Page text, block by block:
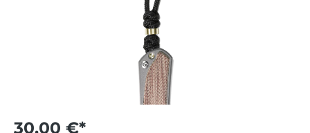
30,00 €*